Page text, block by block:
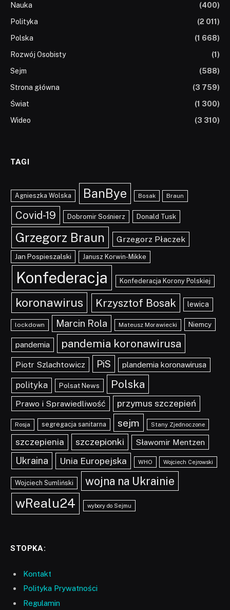
Nauka
(400)
Polityka
(2 011)
Polska
(1 668)
Rozwój Osobisty
(1)
Sejm
(588)
Strona główna
(3 759)
Świat
(1 300)
Wideo
(3 310)
TAGI
Agnieszka Wolska BanBye Bosak Braun
Covid-19 Dobromir Sośnierz Donald Tusk
Grzegorz Braun Grzegorz Płaczek
Jan Pospieszalski Janusz Korwin-Mikke
Konfederacja Konfederacja Korony Polskiej
koronawirus Krzysztof Bosak lewica
lockdown Marcin Rola Mateusz Morawiecki Niemcy
pandemia pandemia koronawirusa
Piotr Szlachtowicz PiS plandemia koronawirusa
polityka Polsat News Polska
Prawo i Sprawiedliwość przymus szczepień
Rosja segregacja sanitarna sejm Stany Zjednoczone
szczepienia szczepionki Sławomir Mentzen
Ukraina Unia Europejska WHO Wojciech Cejrowski
Wojciech Sumliński wojna na Ukrainie
wRealu24 wybory do Sejmu
STOPKA:
Kontakt
Polityka Prywatności
Regulamin